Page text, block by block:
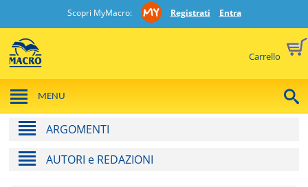
Scopri MyMacro: Registrati Entra
Carrello
MENU
ARGOMENTI
AUTORI e REDAZIONI